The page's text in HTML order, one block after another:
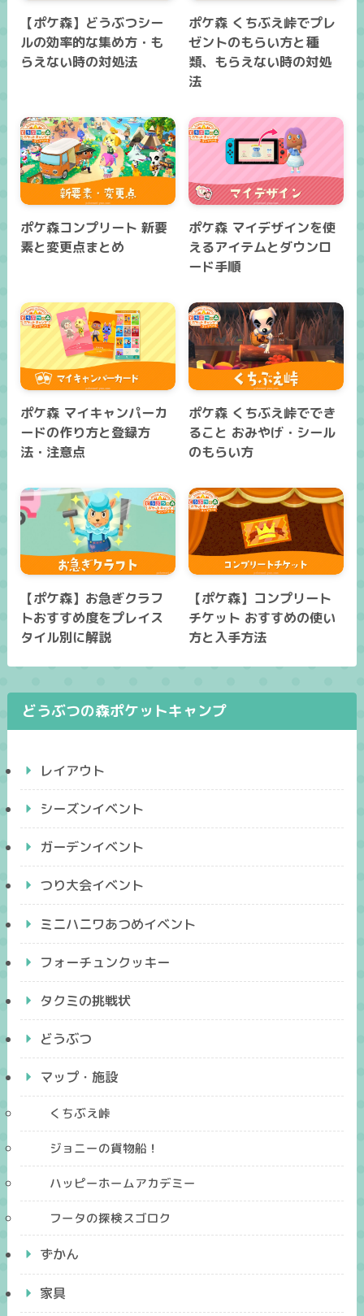
【ポケ森】どうぶつシー
ルの効率的な集め方・も
らえない時の対処法
ポケ森 くちぶえ峠でプレ
ゼントのもらい方と種
類、もらえない時の対処
法
ポケ森コンプリート 新要
素と変更点まとめ
ポケ森 マイデザインを使
えるアイテムとダウンロ
ード手順
ポケ森 マイキャンパーカ
ードの作り方と登録方
法・注意点
ポケ森 くちぶえ峠ででき
ること おみやげ・シール
のもらい方
【ポケ森】お急ぎクラフ
トおすすめ度をプレイス
タイル別に解説
【ポケ森】コンプリート
チケット おすすめの使い
方と入手方法
どうぶつの森ポケットキャンプ
レイアウト
シーズンイベント
ガーデンイベント
つり大会イベント
ミニハニワあつめイベント
フォーチュンクッキー
タクミの挑戦状
どうぶつ
マップ・施設
くちぶえ峠
ジョニーの貨物船！
ハッピーホームアカデミー
フータの探検スゴロク
ずかん
家具